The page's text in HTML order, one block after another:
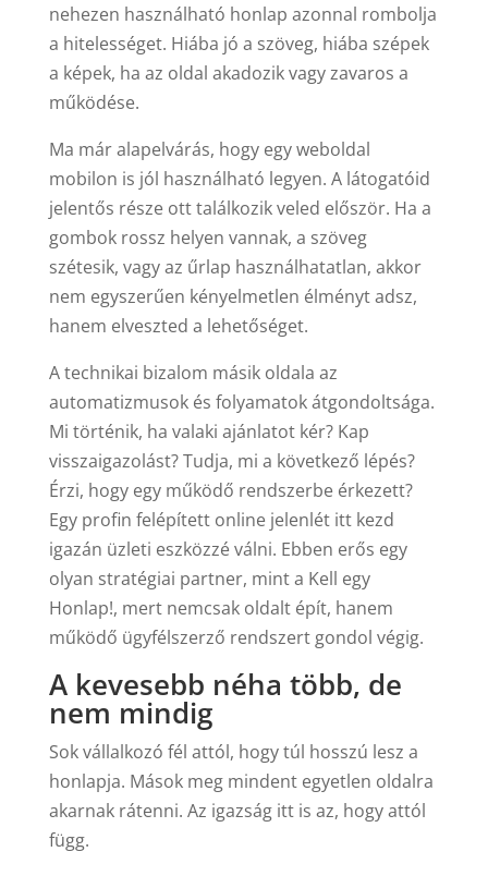
nehezen használható honlap azonnal rombolja
a hitelességet. Hiába jó a szöveg, hiába szépek
a képek, ha az oldal akadozik vagy zavaros a
működése.
Ma már alapelvárás, hogy egy weboldal
mobilon is jól használható legyen. A látogatóid
jelentős része ott találkozik veled először. Ha a
gombok rossz helyen vannak, a szöveg
szétesik, vagy az űrlap használhatatlan, akkor
nem egyszerűen kényelmetlen élményt adsz,
hanem elveszted a lehetőséget.
A technikai bizalom másik oldala az
automatizmusok és folyamatok átgondoltsága.
Mi történik, ha valaki ajánlatot kér? Kap
visszaigazolást? Tudja, mi a következő lépés?
Érzi, hogy egy működő rendszerbe érkezett?
Egy profin felépített online jelenlét itt kezd
igazán üzleti eszközzé válni. Ebben erős egy
olyan stratégiai partner, mint a Kell egy
Honlap!, mert nemcsak oldalt épít, hanem
működő ügyfélszerző rendszert gondol végig.
A kevesebb néha több, de
nem mindig
Sok vállalkozó fél attól, hogy túl hosszú lesz a
honlapja. Mások meg mindent egyetlen oldalra
akarnak rátenni. Az igazság itt is az, hogy attól
függ.